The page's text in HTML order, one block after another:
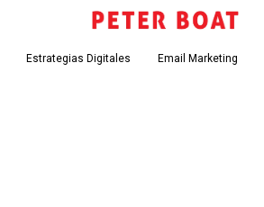
Estrategias Digitales Email Marketing